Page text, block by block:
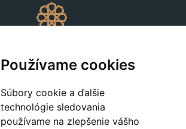
Používame cookies
Súbory cookie a ďalšie
technológie sledovania
používame na zlepšenie vášho
+420 311 604 182
dekorace@autronic.cz